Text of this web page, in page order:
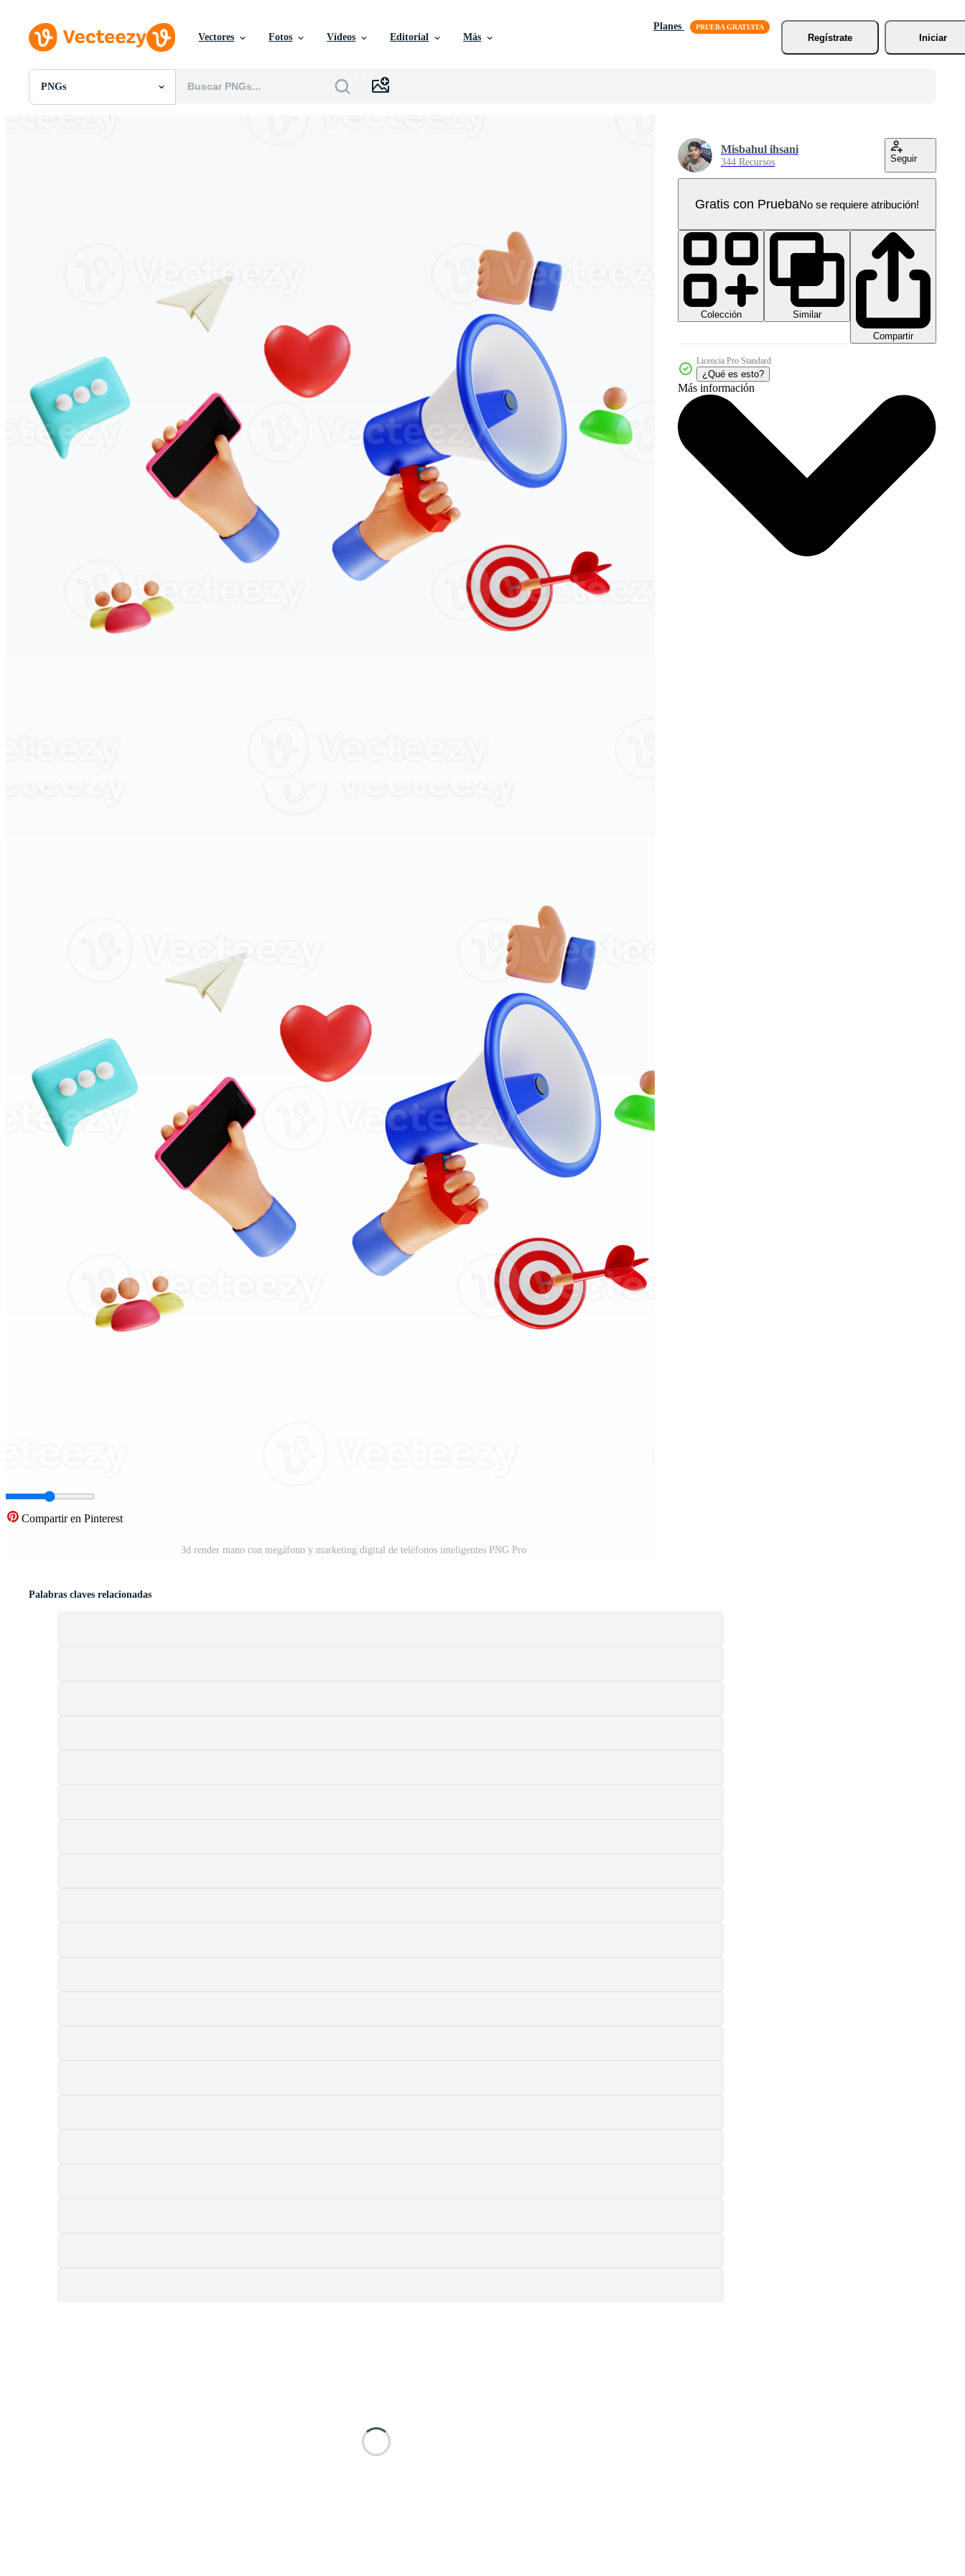
Vectores Fotos Vídeos Editorial Más
Planes
Regístrate
Iniciar
PNGs
Todas Imágenes
Compartir en Pinterest
3d render mano con megáfono y marketing digital de teléfonos inteligentes PNG Pro
Misbahul ihsani
344 Recursos Seguir
Gratis con PruebaNo se requiere atribución!
Colección
Similar
Compartir
Licencia Pro Standard
¿Qué es esto?
Más información
Palabras claves relacionadas